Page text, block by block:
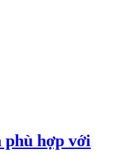
phù hợp với